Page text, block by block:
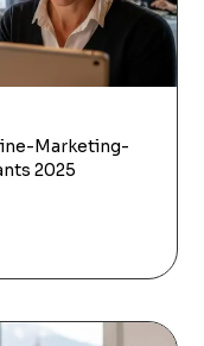
Marketing-
2025